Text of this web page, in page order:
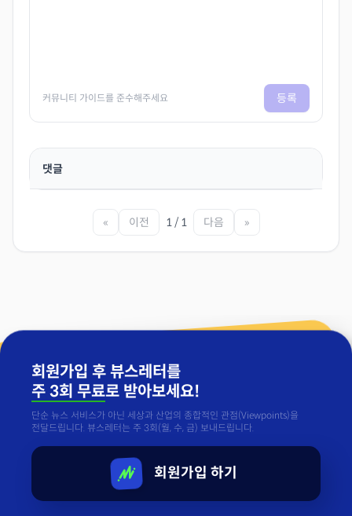
커뮤니티 가이드를 준수해주세요 등록
댓글
« 이전 1 / 1 다음 »
회원가입 후 뷰스레터를
주 3회 무료로 받아보세요!
단순 뉴스 서비스가 아닌 세상과 산업의 종합적인 관점(Viewpoints)을
전달드립니다. 뷰스레터는 주 3회(월, 수, 금) 보내드립니다.
회원가입 하기